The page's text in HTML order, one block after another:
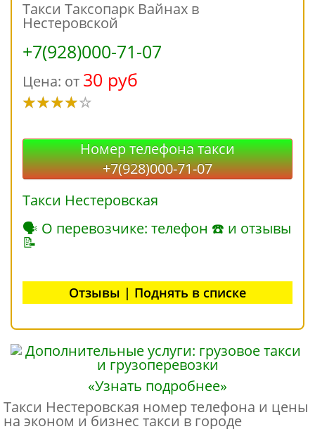
Такси Таксопарк Вайнах в
Нестеровской
+7(928)000-71-07
Цена: от 30 руб
Номер телефона такси
+7(928)000-71-07
Такси Нестеровская
🗣 О перевозчике: телефон ☎ и отзывы
📝
Отзывы | Поднять в списке
«Узнать подробнее»
Такси Нестеровская номер телефона и цены
на эконом и бизнес такси в городе